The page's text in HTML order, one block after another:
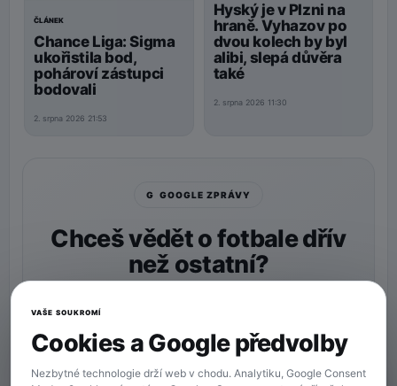
ČLÁNEK
Chance Liga: Sigma
ukořistila bod,
pohároví zástupci
bodovali
2. srpna 2026 21:53
Hyský je v Plzni na
hraně. Vyhazov po
dvou kolech by byl
alibi, slepá důvěra
také
2. srpna 2026 11:30
G GOOGLE ZPRÁVY
Chceš vědět o fotbale dřív
než ostatní?
★ Preferovaný zdroj Více zpráv na Googlu
VAŠE SOUKROMÍ
Cookies a Google předvolby
Nezbytné technologie drží web v chodu. Analytiku, Google Consent